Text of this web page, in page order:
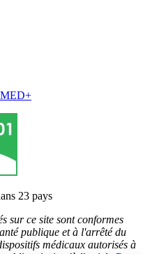
23 pays
sur ce site sont conformes
publique et à l'arrêté du
médicaux autorisés à